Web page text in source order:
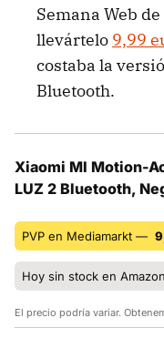
Semana Web
llevártelo 9,99
costaba la
Bluetooth.
Xiaomi MI Motion-
LUZ 2 Bluetooth,
PVP en Mediamarkt —
Hoy sin stock en Amazon
El precio podría variar.